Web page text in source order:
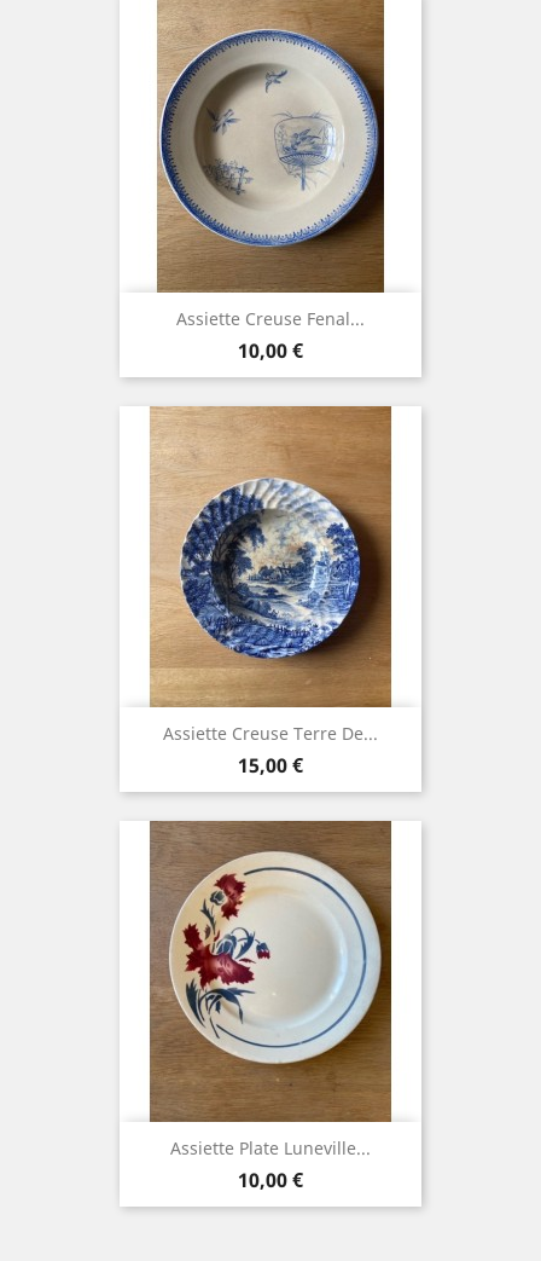
Assiette Creuse Fenal...
Prix
10,00 €
Assiette Creuse Terre De...
Prix
15,00 €
Assiette Plate Luneville...
Prix
10,00 €